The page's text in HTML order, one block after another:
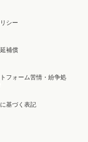
シー
補償
フォーム苦情・紛争処
基づく表記